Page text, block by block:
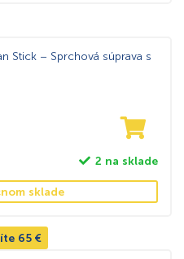
Stick – Sprchová súprava s
2 na sklade
sklade
65 €